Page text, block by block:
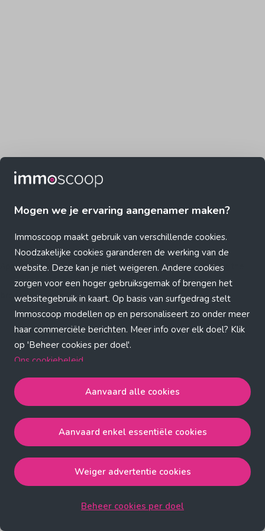
Mogen we je ervaring aangenamer maken?
Immoscoop maakt gebruik van verschillende cookies.
Noodzakelijke cookies garanderen de werking van de
website. Deze kan je niet weigeren. Andere cookies
zorgen voor een hoger gebruiksgemak of brengen het
websitegebruik in kaart. Op basis van surfgedrag stelt
Immoscoop modellen op en personaliseert zo onder meer
haar commerciële berichten. Meer info over elk doel? Klik
op 'Beheer cookies per doel'.
Ons cookiebeleid
Aanvaard alle cookiesgaat akkoord met de strict
noodzakelijke, analytische, functionele en advertentie
cookies.
de strict noodzakelijke cookies.
Weiger advertentie cookiesgaat akkoord met de strict
Aanvaard alle cookies
Aanvaard enkel essentiële cookies
Weiger advertentie cookies
Beheer cookies per doel
Application error: a client-side exception has occurred (see the
browser console for more information)